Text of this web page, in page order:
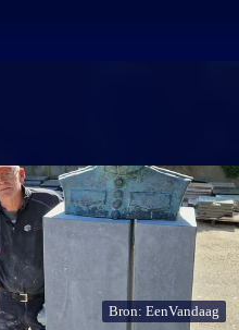
Bron: EenVandaag